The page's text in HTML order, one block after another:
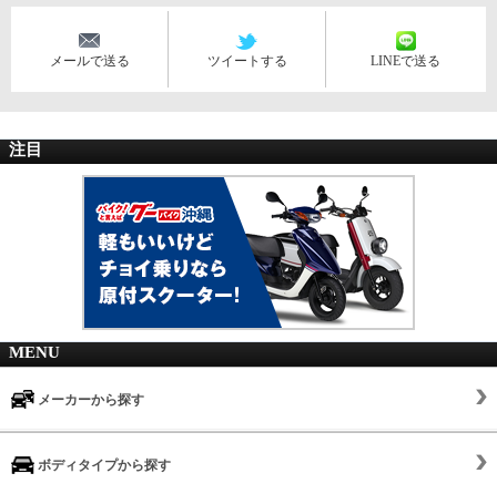
メールで送る ツイートする LINEで送る
注目
MENU
メーカーから探す
ボディタイプから探す